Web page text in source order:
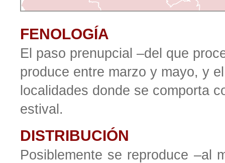
FENOLOGÍA
El paso prenupcial –del que
produce entre marzo y mayo, y
localidades donde se comporta
estival.
DISTRIBUCIÓN
Posiblemente se reproduce –al